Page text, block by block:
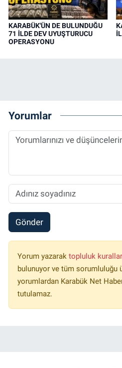
KARABÜK'ÜN DE BULUNDUĞU
71 İLDE DEV UYUŞTURUCU
OPERASYONU
Yorumlar
Gönder
Yorum yazarak topluluk
bulunuyor ve tüm sorumluluğu
yorumlardan Karabük Net
tutulamaz.